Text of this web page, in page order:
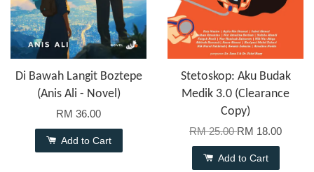
Di Bawah Langit Boztepe
(Anis Ali - Novel)
RM 36.00
Add to Cart
Stetoskop: Aku Budak
Medik 3.0 (Clearance
Copy)
RM 25.00RM 18.00
Add to Cart